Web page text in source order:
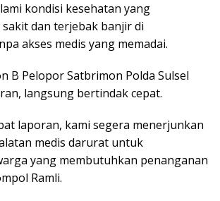
kondisi kesehatan yang
dan terjebak banjir di
akses medis yang memadai.
B Pelopor Satbrimon Polda Sulsel
langsung bertindak cepat.
laporan, kami segera menerjunkan
medis darurat untuk
yang membutuhkan penanganan
Ramli.